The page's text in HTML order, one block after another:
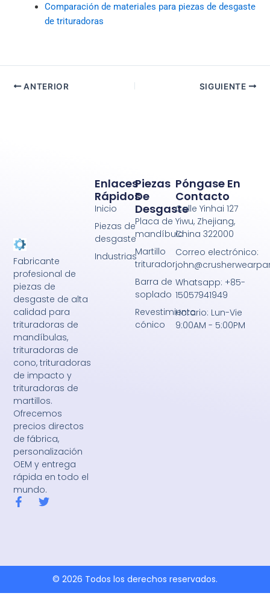
Comparación de materiales para piezas de desgaste
de trituradoras
ANTERIOR SIGUIENTE
Fabricante
profesional de
piezas de
desgaste de alta
calidad para
trituradoras de
mandíbulas,
trituradoras de
cono, trituradoras
de impacto y
trituradoras de
martillos.
Ofrecemos
precios directos
de fábrica,
personalización
OEM y entrega
rápida en todo el
mundo.
F
o
T
r
Piezas
De
Desgaste
Placa de
mandíbula
Martillo
triturador
Barra de
soplado
Revestimiento
cónico
Enlaces
Rápidos
Inicio
Piezas de
desgaste
Industrias
Póngase En
Contacto
Calle Yinhai 127
Yiwu, Zhejiang,
China 322000
Correo electrónico:
Whatsapp: +85-
15057941949
Horario: Lun-Vie
9:00AM - 5:00PM
© 2026 Todos los derechos reservados.